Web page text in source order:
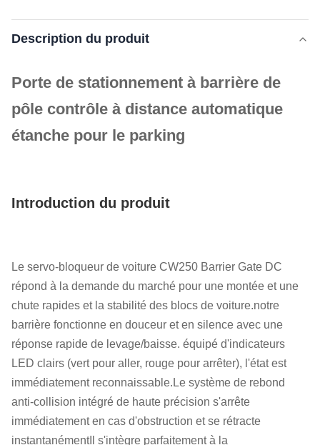
Description du produit
Porte de stationnement à barrière de
pôle contrôle à distance automatique
étanche pour le parking
Introduction du produit
Le servo-bloqueur de voiture CW250 Barrier Gate DC
répond à la demande du marché pour une montée et une
chute rapides et la stabilité des blocs de voiture.notre
barrière fonctionne en douceur et en silence avec une
réponse rapide de levage/baisse. équipé d'indicateurs
LED clairs (vert pour aller, rouge pour arrêter), l'état est
immédiatement reconnaissable.Le système de rebond
anti-collision intégré de haute précision s'arrête
immédiatement en cas d'obstruction et se rétracte
instantanémentIl s'intègre parfaitement à la